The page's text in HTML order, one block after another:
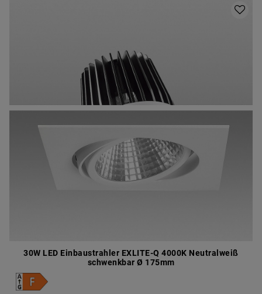
30W LED Einbaustrahler EXLITE-Q 4000K Neutralweiß
schwenkbar Ø 175mm